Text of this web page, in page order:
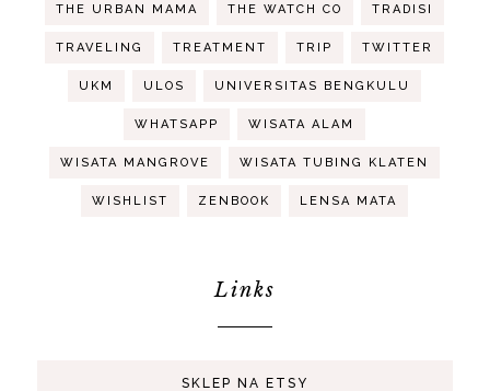
THE URBAN MAMA THE WATCH CO TRADISI
TRAVELING TREATMENT TRIP TWITTER
UKM ULOS UNIVERSITAS BENGKULU
WHATSAPP WISATA ALAM
WISATA MANGROVE WISATA TUBING KLATEN
WISHLIST ZENBOOK LENSA MATA
Links
SKLEP NA ETSY